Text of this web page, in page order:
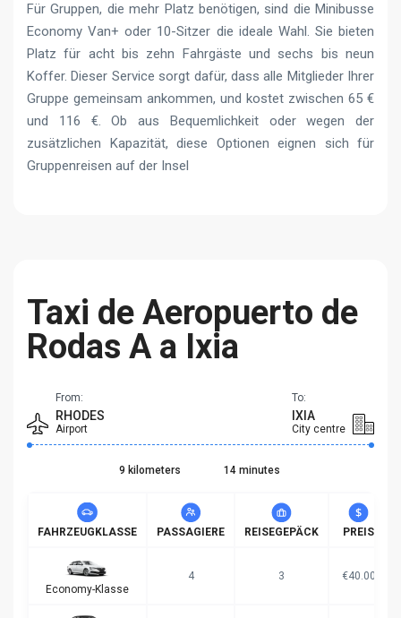
Für Gruppen, die mehr Platz benötigen, sind die Minibusse
Economy Van+ oder 10-Sitzer die ideale Wahl. Sie bieten
Platz für acht bis zehn Fahrgäste und sechs bis neun
Koffer. Dieser Service sorgt dafür, dass alle Mitglieder Ihrer
Gruppe gemeinsam ankommen, und kostet zwischen 65 €
und 116 €. Ob aus Bequemlichkeit oder wegen der
zusätzlichen Kapazität, diese Optionen eignen sich für
Gruppenreisen auf der Insel
Taxi de Aeropuerto de
Rodas Α a Ixia
From:
RHODES
Airport
To:
IXIA
City centre
9 kilometers 14 minutes
FAHRZEUGKLASSE PASSAGIERE REISEGEPÄCK PREIS
Economy-Klasse
4 3 €40.00